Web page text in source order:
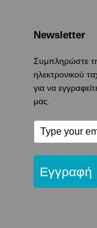
Newsletter
Συμπληρώστε
ηλεκτρονικού
για να
μας.
Εγγραφή